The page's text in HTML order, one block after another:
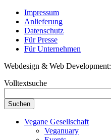
Impressum
Anlieferung
Datenschutz
Für Presse
Für Unternehmen
Webdesign & Web Development:
Volltextsuche
Vegane Gesellschaft
Veganuary